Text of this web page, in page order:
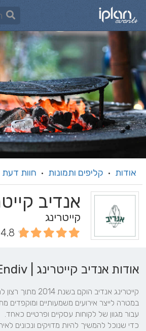
אודות · קליפים ותמונות · חוות דעת
קייטרינג
4.8
אודות אנדיב קייטרינג | Endiv